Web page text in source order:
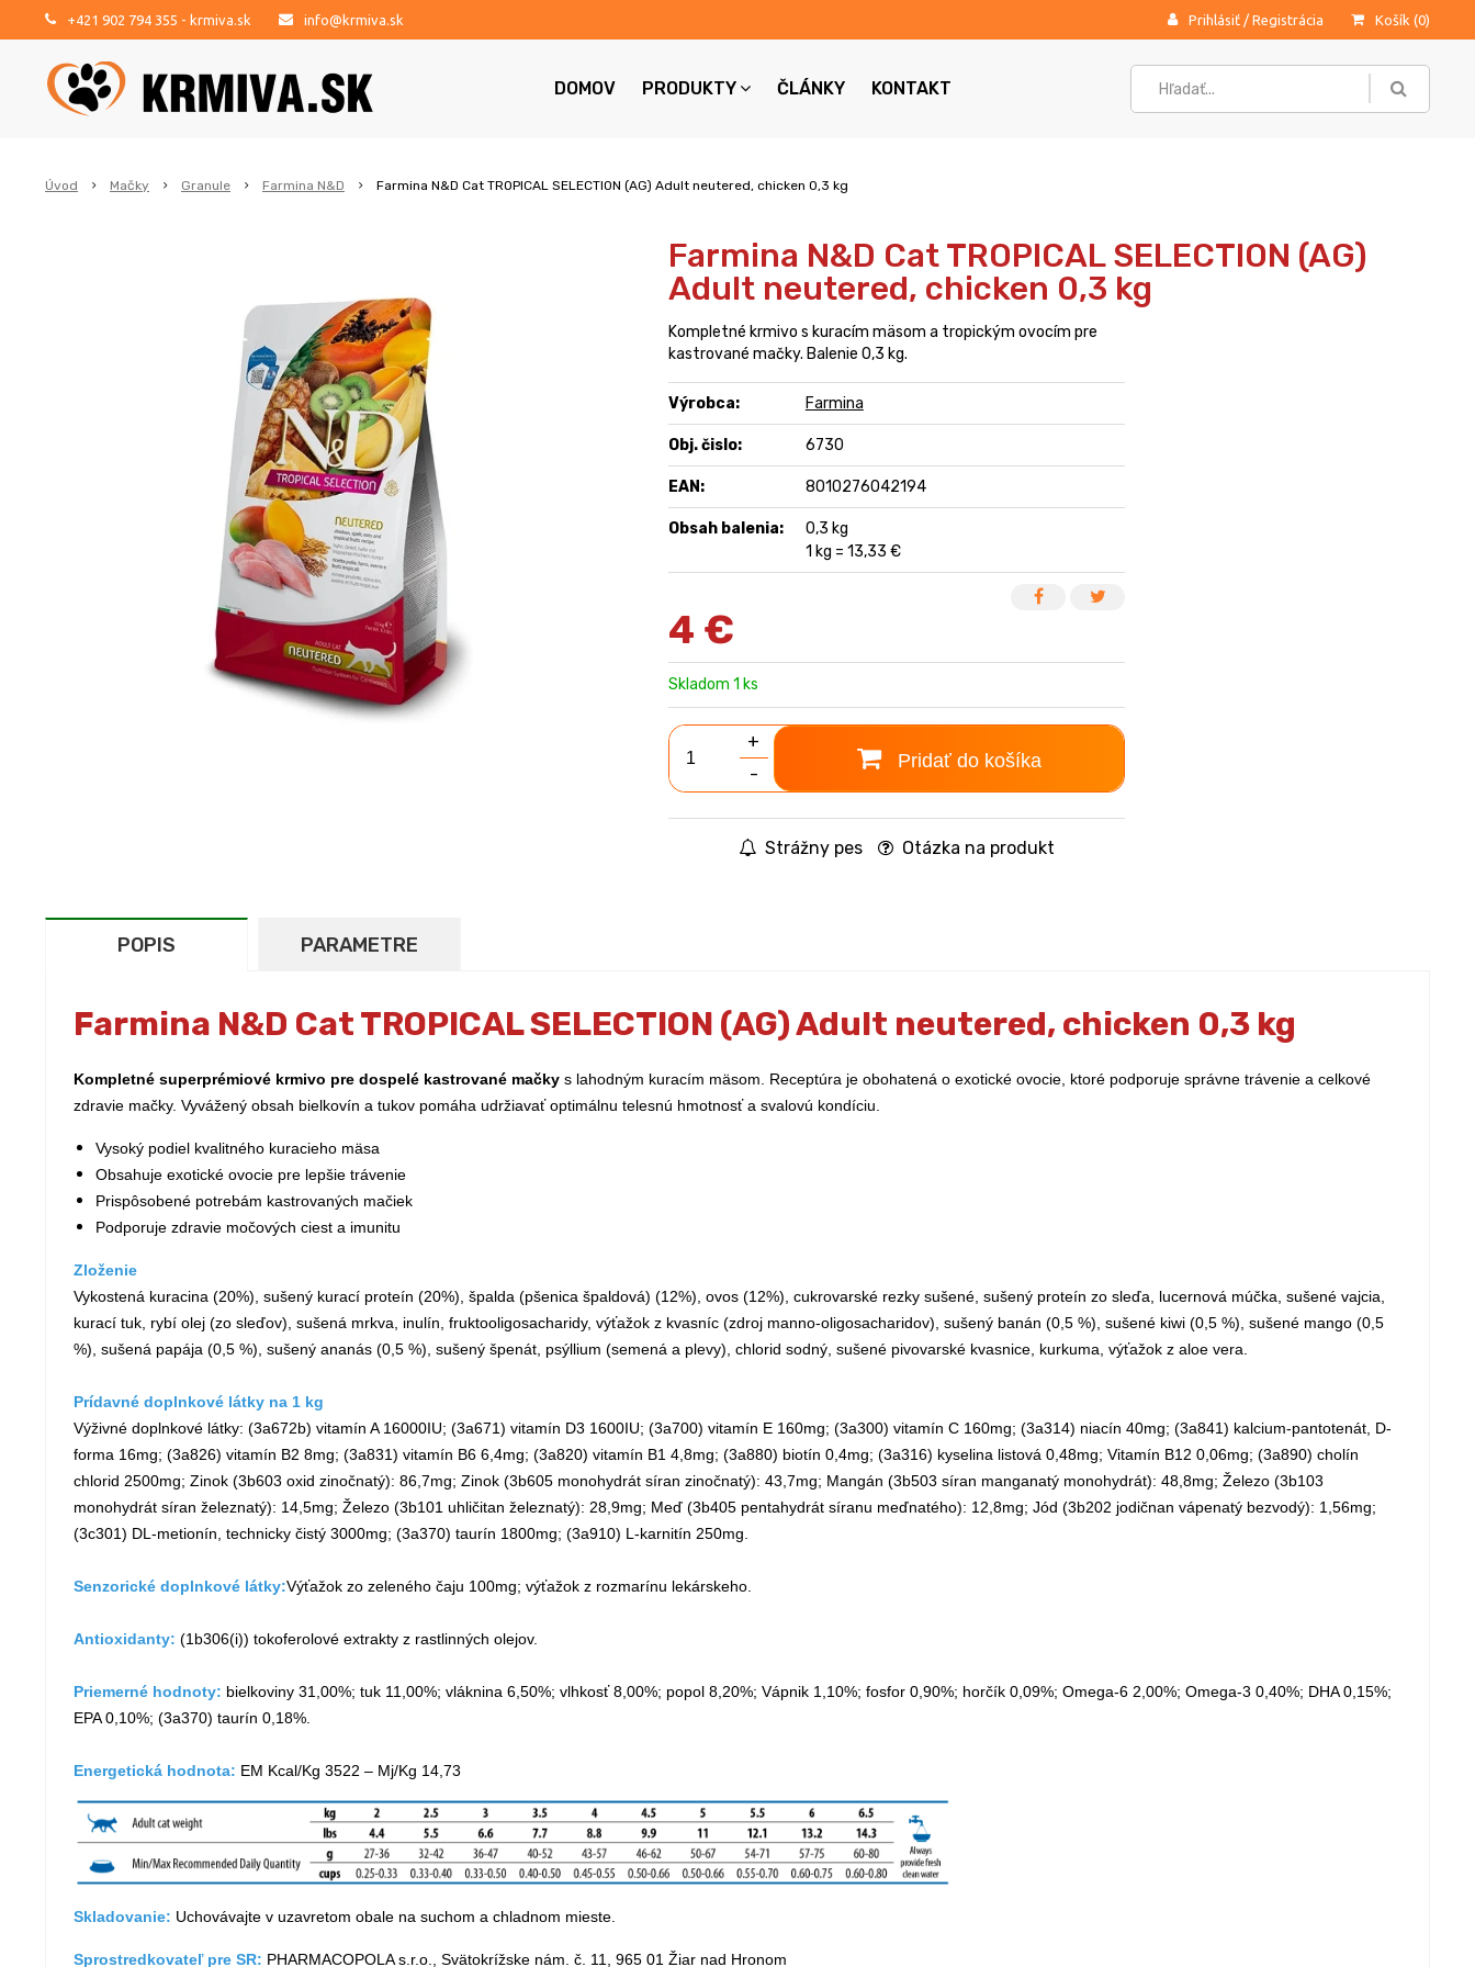
+421 902 794 355 - krmiva.sk info@krmiva.sk Prihlásiť / Registrácia Košík (0)
DOMOV PRODUKTY ČLÁNKY KONTAKT
Úvod Mačky Granule Farmina N&D Farmina N&D Cat TROPICAL SELECTION (AG) Adult neutered, chicken 0,3 kg
Farmina N&D Cat TROPICAL SELECTION (AG)
Adult neutered, chicken 0,3 kg
Kompletné krmivo s kuracím mäsom a tropickým ovocím pre
kastrované mačky. Balenie 0,3 kg.
Výrobca: Farmina
Obj. čislo: 6730
EAN: 8010276042194
Obsah balenia:
0,3 kg
1 kg = 13,33 €
4 €
Skladom 1 ks
+
-
Pridať do košíka
Strážny pes Otázka na produkt
POPIS PARAMETRE
Farmina N&D Cat TROPICAL SELECTION (AG) Adult neutered, chicken 0,3 kg
Kompletné superprémiové krmivo pre dospelé kastrované mačky s lahodným kuracím mäsom. Receptúra je obohatená o exotické ovocie, ktoré podporuje správne trávenie a celkové
zdravie mačky. Vyvážený obsah bielkovín a tukov pomáha udržiavať optimálnu telesnú hmotnosť a svalovú kondíciu.
Vysoký podiel kvalitného kuracieho mäsa
Obsahuje exotické ovocie pre lepšie trávenie
Prispôsobené potrebám kastrovaných mačiek
Podporuje zdravie močových ciest a imunitu
Zloženie
Vykostená kuracina (20%), sušený kurací proteín (20%), špalda (pšenica špaldová) (12%), ovos (12%), cukrovarské rezky sušené, sušený proteín zo sleďa, lucernová múčka, sušené vajcia,
kurací tuk, rybí olej (zo sleďov), sušená mrkva, inulín, fruktooligosacharidy, výťažok z kvasníc (zdroj manno-oligosacharidov), sušený banán (0,5 %), sušené kiwi (0,5 %), sušené mango (0,5
%), sušená papája (0,5 %), sušený ananás (0,5 %), sušený špenát, psýllium (semená a plevy), chlorid sodný, sušené pivovarské kvasnice, kurkuma, výťažok z aloe vera.
Prídavné doplnkové látky na 1 kg
Výživné doplnkové látky: (3a672b) vitamín A 16000IU; (3a671) vitamín D3 1600IU; (3a700) vitamín E 160mg; (3a300) vitamín C 160mg; (3a314) niacín 40mg; (3a841) kalcium-pantotenát, D-
forma 16mg; (3a826) vitamín B2 8mg; (3a831) vitamín B6 6,4mg; (3a820) vitamín B1 4,8mg; (3a880) biotín 0,4mg; (3a316) kyselina listová 0,48mg; Vitamín B12 0,06mg; (3a890) cholín
chlorid 2500mg; Zinok (3b603 oxid zinočnatý): 86,7mg; Zinok (3b605 monohydrát síran zinočnatý): 43,7mg; Mangán (3b503 síran manganatý monohydrát): 48,8mg; Železo (3b103
monohydrát síran železnatý): 14,5mg; Železo (3b101 uhličitan železnatý): 28,9mg; Meď (3b405 pentahydrát síranu meďnatého): 12,8mg; Jód (3b202 jodičnan vápenatý bezvodý): 1,56mg;
(3c301) DL-metionín, technicky čistý 3000mg; (3a370) taurín 1800mg; (3a910) L-karnitín 250mg.
Senzorické doplnkové látky:Výťažok zo zeleného čaju 100mg; výťažok z rozmarínu lekárskeho.
Antioxidanty: (1b306(i)) tokoferolové extrakty z rastlinných olejov.
Priemerné hodnoty: bielkoviny 31,00%; tuk 11,00%; vláknina 6,50%; vlhkosť 8,00%; popol 8,20%; Vápnik 1,10%; fosfor 0,90%; horčík 0,09%; Omega-6 2,00%; Omega-3 0,40%; DHA 0,15%;
EPA 0,10%; (3a370) taurín 0,18%.
Energetická hodnota: EM Kcal/Kg 3522 – Mj/Kg 14,73
Skladovanie: Uchovávajte v uzavretom obale na suchom a chladnom mieste.
Sprostredkovateľ pre SR: PHARMACOPOLA s.r.o., Svätokrížske nám. č. 11, 965 01 Žiar nad Hronom